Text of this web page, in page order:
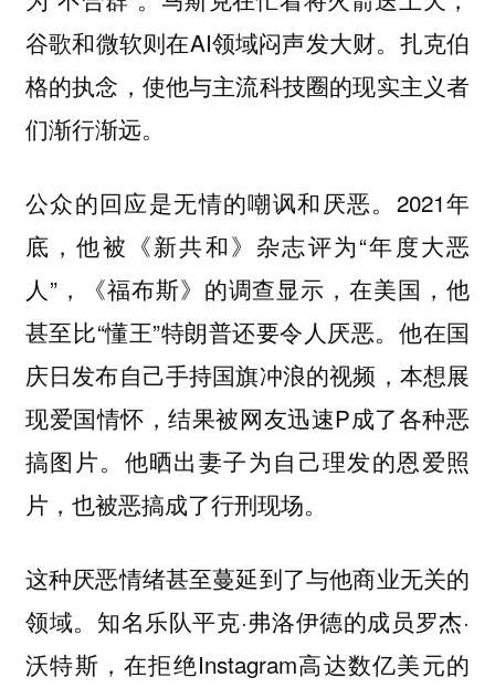
谷歌和微软则在AI领域闷声发大财。扎克伯
格的执念，使他与主流科技圈的现实主义者
们渐行渐远。
公众的回应是无情的嘲讽和厌恶。2021年
底，他被《新共和》杂志评为“年度大恶
人”，《福布斯》的调查显示，在美国，他
甚至比“懂王”特朗普还要令人厌恶。他在国
庆日发布自己手持国旗冲浪的视频，本想展
现爱国情怀，结果被网友迅速P成了各种恶
搞图片。他晒出妻子为自己理发的恩爱照
片，也被恶搞成了行刑现场。
这种厌恶情绪甚至蔓延到了与他商业无关的
领域。知名乐队平克·弗洛伊德的成员罗杰·
沃特斯，在拒绝Instagram高达数亿美元的